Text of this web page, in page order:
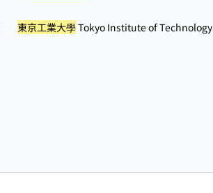
東京工業大學Tokyo Institute of Technology